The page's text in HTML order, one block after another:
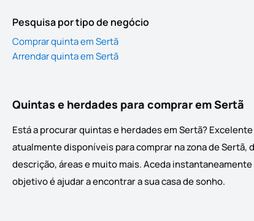
Pesquisa por tipo de negócio
Comprar quinta em Sertã
Arrendar quinta em Sertã
Quintas e herdades para comprar em Sertã
Está a procurar quintas e herdades em Sertã?
atualmente disponíveis para comprar na zona de
descrição, áreas e muito mais. Aceda
objetivo é ajudar a encontrar a sua casa de sonho.